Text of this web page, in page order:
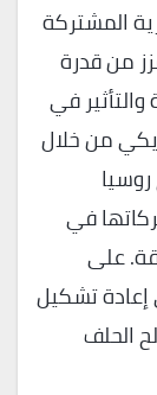
المشتركة
من قدرة
في
من خلال
في
على
إعادة تشكيل
الحلف